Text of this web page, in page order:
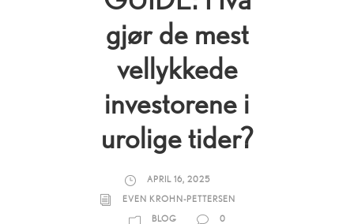
gjør de mest
vellykkede
investorene i
urolige tider?
APRIL 16, 2025
EVEN KROHN-PETTERSEN
BLOG 0